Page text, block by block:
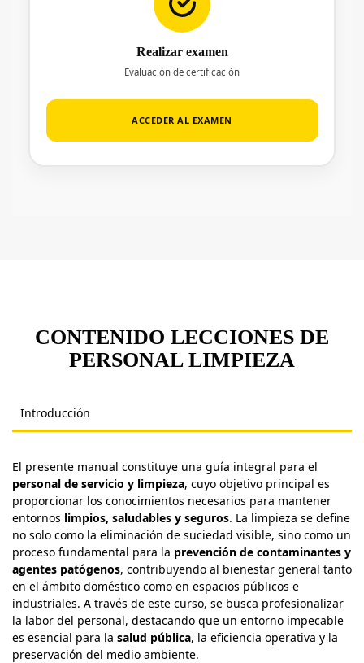
Realizar examen
Evaluación de certificación
ACCEDER AL EXAMEN
CONTENIDO LECCIONES DE
PERSONAL LIMPIEZA
Introducción
El presente manual constituye una guía integral para el
personal de servicio y limpieza, cuyo objetivo principal es
proporcionar los conocimientos necesarios para mantener
entornos limpios, saludables y seguros. La limpieza se define
no solo como la eliminación de suciedad visible, sino como un
proceso fundamental para la prevención de contaminantes y
agentes patógenos, contribuyendo al bienestar general tanto
en el ámbito doméstico como en espacios públicos e
industriales. A través de este curso, se busca profesionalizar
la labor del personal, destacando que un entorno impecable
es esencial para la salud pública, la eficiencia operativa y la
preservación del medio ambiente.